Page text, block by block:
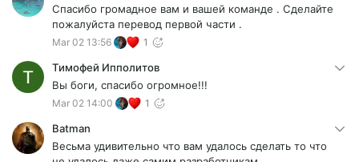
Спасибо громадное вам и вашей команде . Сделайте
пожалуйста перевод первой части .
Mar 02 13:56 1
Тимофей Ипполитов
Вы боги, спасибо огромное!!!
Mar 02 14:00 1
Batman
Весьма удивительно что вам удалось сделать то что